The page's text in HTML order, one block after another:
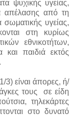
ψυχικής υγείας,
απέλασης από τη
υγείας,
στη κυρίως
εθνικοτήτων,
και παιδιά εκτός
3) είναι άπορες, ή/
τους σε είδη
τηλεκάρτες
στο δυνατό